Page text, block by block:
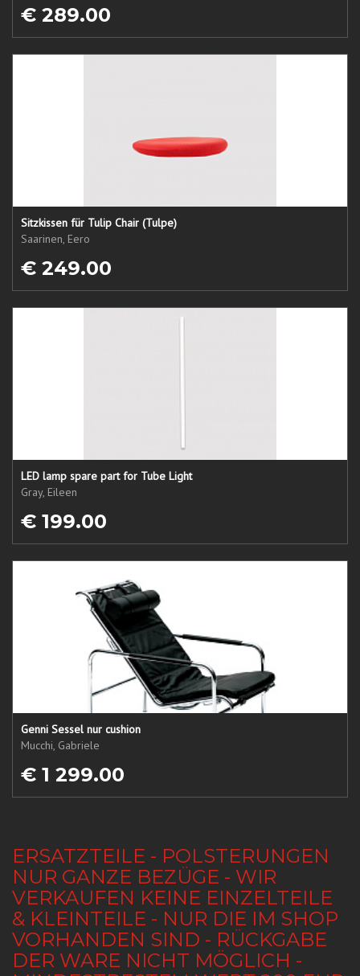
€ 289.00
Sitzkissen für Tulip Chair (Tulpe)
Saarinen, Eero
€ 249.00
LED lamp spare part for Tube Light
Gray, Eileen
€ 199.00
Genni Sessel nur cushion
Mucchi, Gabriele
€ 1 299.00
ERSATZTEILE - POLSTERUNGEN
NUR GANZE BEZÜGE - WIR
VERKAUFEN KEINE EINZELTEILE
& KLEINTEILE - NUR DIE IM SHOP
VORHANDEN SIND - RÜCKGABE
DER WARE NICHT MÖGLICH -